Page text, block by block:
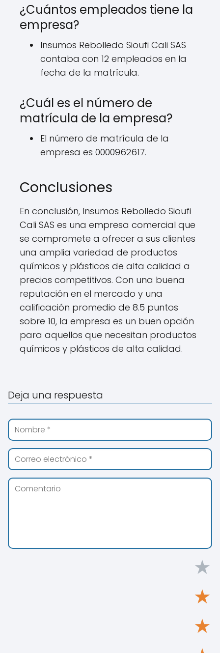
¿Cuántos empleados tiene la
empresa?
Insumos Rebolledo Sioufi Cali SAS
contaba con 12 empleados en la
fecha de la matrícula.
¿Cuál es el número de
matrícula de la empresa?
El número de matrícula de la
empresa es 0000962617.
Conclusiones
En conclusión, Insumos Rebolledo Sioufi
Cali SAS es una empresa comercial que
se compromete a ofrecer a sus clientes
una amplia variedad de productos
químicos y plásticos de alta calidad a
precios competitivos. Con una buena
reputación en el mercado y una
calificación promedio de 8.5 puntos
sobre 10, la empresa es un buen opción
para aquellos que necesitan productos
químicos y plásticos de alta calidad.
Deja una respuesta
★
★
★